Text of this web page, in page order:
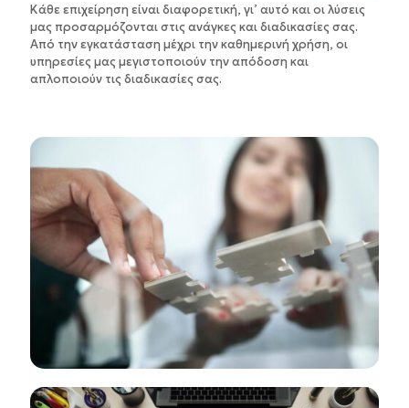
Κάθε επιχείρηση είναι διαφορετική, γι’ αυτό και οι λύσεις
μας προσαρμόζονται στις ανάγκες και διαδικασίες σας.
Από την εγκατάσταση μέχρι την καθημερινή χρήση, οι
υπηρεσίες μας μεγιστοποιούν την απόδοση και
απλοποιούν τις διαδικασίες σας.